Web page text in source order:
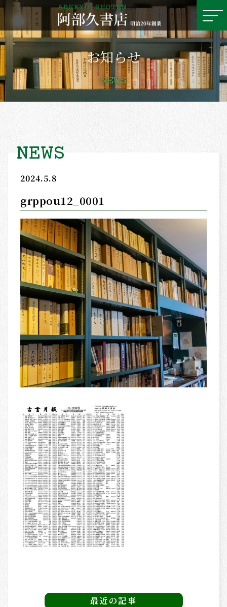
MENU ホーム
HOME
古書月報
MONTHLY REPORT
書籍紹介
BOOKS
古書買取
OLD BOOK PURCHASE
ANCIENT ART
その他の商品紹介
OTHERS
お知らせ
NEWS
NEWS
2024.5.8
grppou12_0001
最近の記事